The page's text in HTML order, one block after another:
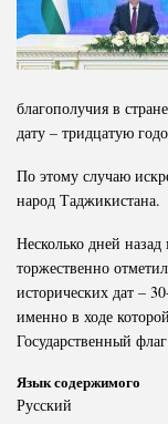
благополучия в
дату – тридцатую
По этому случаю
народ Таджикистана.
Несколько дней
торжественно
исторических дат –
именно в ходе
Государственный
Язык содержимого
Русский